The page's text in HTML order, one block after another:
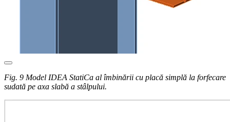
Fig. 9 Model IDEA StatiCa al îmbinării cu placă simplă la forfecare
sudată pe axa slabă a stâlpului.